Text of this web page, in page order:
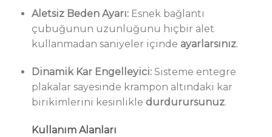
Aletsiz Beden Ayarı:Esnek bağlantı
çubuğunun uzunluğunu hiçbir alet
kullanmadan saniyeler içinde ayarlarsınız.
Dinamik Kar Engelleyici:Sisteme entegre
plakalar sayesinde krampon altındaki kar
birikimlerini kesinlikle durdurursunuz.
Kullanım Alanları